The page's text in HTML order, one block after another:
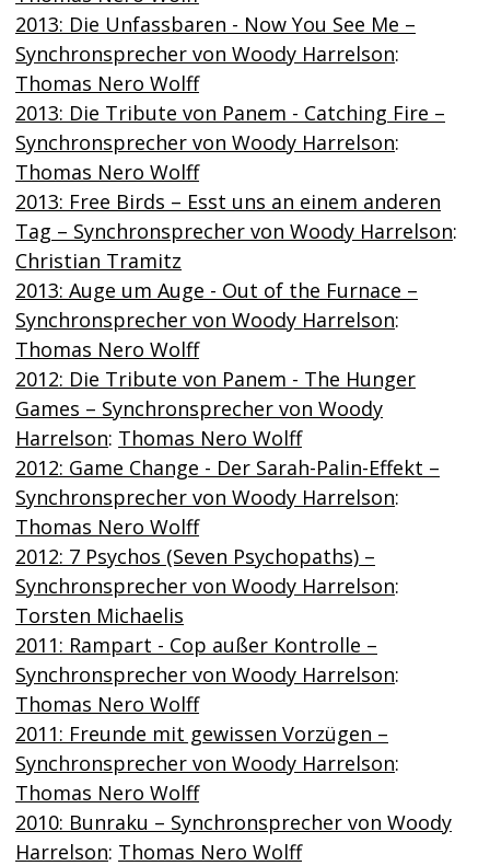
2013: Die Unfassbaren - Now You See Me –
Synchronsprecher von Woody Harrelson:
Thomas Nero Wolff
2013: Die Tribute von Panem - Catching Fire –
Synchronsprecher von Woody Harrelson:
Thomas Nero Wolff
2013: Free Birds – Esst uns an einem anderen
Tag – Synchronsprecher von Woody Harrelson:
Christian Tramitz
2013: Auge um Auge - Out of the Furnace –
Synchronsprecher von Woody Harrelson:
Thomas Nero Wolff
2012: Die Tribute von Panem - The Hunger
Games – Synchronsprecher von Woody
Harrelson: Thomas Nero Wolff
2012: Game Change - Der Sarah-Palin-Effekt –
Synchronsprecher von Woody Harrelson:
Thomas Nero Wolff
2012: 7 Psychos (Seven Psychopaths) –
Synchronsprecher von Woody Harrelson:
Torsten Michaelis
2011: Rampart - Cop außer Kontrolle –
Synchronsprecher von Woody Harrelson:
Thomas Nero Wolff
2011: Freunde mit gewissen Vorzügen –
Synchronsprecher von Woody Harrelson:
Thomas Nero Wolff
2010: Bunraku – Synchronsprecher von Woody
Harrelson: Thomas Nero Wolff